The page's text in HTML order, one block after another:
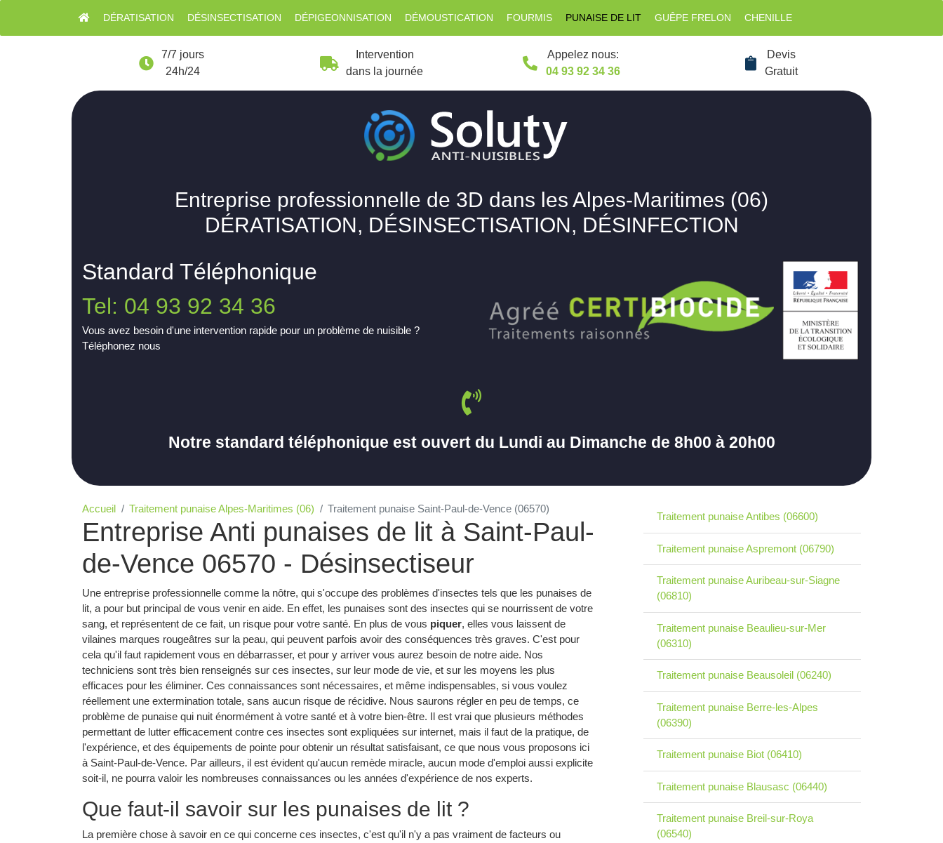
DÉRATISATION DÉSINSECTISATION DÉPIGEONNISATION DÉMOUSTICATION FOURMIS PUNAISE DE LIT GUÊPE FRELON CHENILLE
7/7 jours
24h/24
Intervention
dans la journée
Appelez nous:
04 93 92 34 36
Devis
Gratuit
Entreprise professionnelle de 3D dans les Alpes-Maritimes (06)
DÉRATISATION, DÉSINSECTISATION, DÉSINFECTION
Standard Téléphonique
Tel: 04 93 92 34 36
Vous avez besoin d'une intervention rapide pour un problème de nuisible ?
Téléphonez nous
Notre standard téléphonique est ouvert du Lundi au Dimanche de 8h00 à 20h00
Accueil Traitement punaise Alpes-Maritimes (06) Traitement punaise Saint-Paul-de-Vence (06570)
Entreprise Anti punaises de lit à Saint-Paul-
de-Vence 06570 - Désinsectiseur
Une entreprise professionnelle comme la nôtre, qui s'occupe des problèmes d'insectes tels que les punaises de
lit, a pour but principal de vous venir en aide. En effet, les punaises sont des insectes qui se nourrissent de votre
sang, et représentent de ce fait, un risque pour votre santé. En plus de vous piquer, elles vous laissent de
vilaines marques rougeâtres sur la peau, qui peuvent parfois avoir des conséquences très graves. C'est pour
cela qu'il faut rapidement vous en débarrasser, et pour y arriver vous aurez besoin de notre aide. Nos
techniciens sont très bien renseignés sur ces insectes, sur leur mode de vie, et sur les moyens les plus
efficaces pour les éliminer. Ces connaissances sont nécessaires, et même indispensables, si vous voulez
réellement une extermination totale, sans aucun risque de récidive. Nous saurons régler en peu de temps, ce
problème de punaise qui nuit énormément à votre santé et à votre bien-être. Il est vrai que plusieurs méthodes
permettant de lutter efficacement contre ces insectes sont expliquées sur internet, mais il faut de la pratique, de
l'expérience, et des équipements de pointe pour obtenir un résultat satisfaisant, ce que nous vous proposons ici
à Saint-Paul-de-Vence. Par ailleurs, il est évident qu'aucun remède miracle, aucun mode d'emploi aussi explicite
soit-il, ne pourra valoir les nombreuses connaissances ou les années d'expérience de nos experts.
Que faut-il savoir sur les punaises de lit ?
La première chose à savoir en ce qui concerne ces insectes, c'est qu'il n'y a pas vraiment de facteurs ou
Traitement punaise Antibes (06600)
Traitement punaise Aspremont (06790)
Traitement punaise Auribeau-sur-Siagne
(06810)
Traitement punaise Beaulieu-sur-Mer
(06310)
Traitement punaise Beausoleil (06240)
Traitement punaise Berre-les-Alpes
(06390)
Traitement punaise Biot (06410)
Traitement punaise Blausasc (06440)
Traitement punaise Breil-sur-Roya
(06540)